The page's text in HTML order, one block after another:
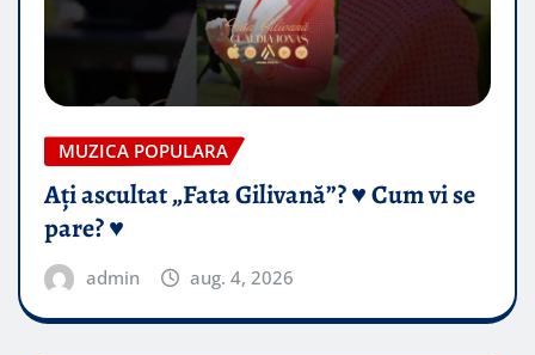
MUZICA POPULARA
Ați ascultat „Fata Gilivană”? ♥️ Cum vi se
pare? ♥️
admin aug. 4, 2026